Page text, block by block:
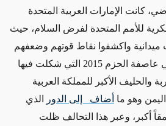
كانت الإمارات العربية المتحدة
للأمم المتحدة لفرض السلام، حيث
ميدانية واكشفوا نقاط قوتهم وضعفهم
وتلقوا تدريباً رفيعاً تجلى في عاصفة الحزم 2015 التي شكلت فيها
والحليف الأكبر للمملكة العربية
وهو ما أضاف إلى الدور
الذي
أكبر، وعبر هذا التحالف ظلت